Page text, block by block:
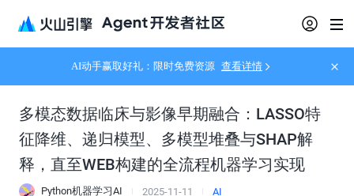
AI动手赢取好礼：限时免费资源 查看详情
多模态数据临床与影像早期融合：LASSO特
征降维、递归模型、多模型堆叠与SHAP解
释，直至WEB构建的全流程机器学习实现
Python机器学习AI 2025-11-11 AI